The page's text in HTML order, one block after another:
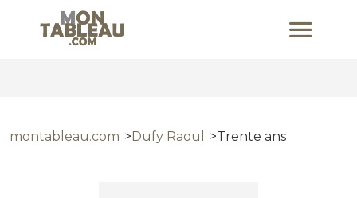
montableau.com Dufy Raoul Trente ans